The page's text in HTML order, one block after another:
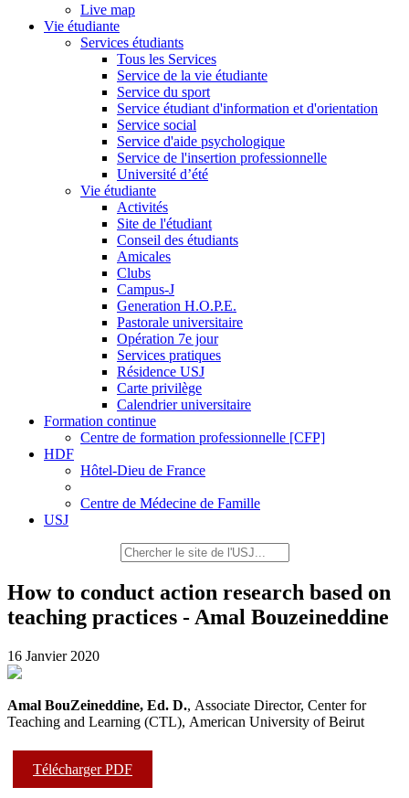
Live map
Vie étudiante
Services étudiants
Tous les Services
Service de la vie étudiante
Service du sport
Service étudiant d'information et d'orientation
Service social
Service d'aide psychologique
Service de l'insertion professionnelle
Université d’été
Vie étudiante
Activités
Site de l'étudiant
Conseil des étudiants
Amicales
Clubs
Campus-J
Generation H.O.P.E.
Pastorale universitaire
Opération 7e jour
Services pratiques
Résidence USJ
Carte privilège
Calendrier universitaire
Formation continue
Centre de formation professionnelle [CFP]
HDF
Hôtel-Dieu de France
Centre de Médecine de Famille
USJ
How to conduct action research based on
teaching practices - Amal Bouzeineddine
16 Janvier 2020
Amal BouZeineddine, Ed. D., Associate Director, Center for
Teaching and Learning (CTL), American University of Beirut
Télécharger PDF